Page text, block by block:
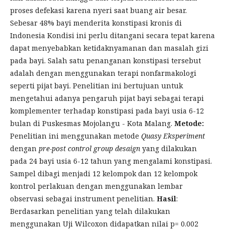
proses defekasi karena nyeri saat buang air besar.
Sebesar 48% bayi menderita konstipasi kronis di
Indonesia Kondisi ini perlu ditangani secara tepat karena
dapat menyebabkan ketidaknyamanan dan masalah gizi
pada bayi. Salah satu penanganan konstipasi tersebut
adalah dengan menggunakan terapi nonfarmakologi
seperti pijat bayi. Penelitian ini bertujuan untuk
mengetahui adanya pengaruh pijat bayi sebagai terapi
komplementer terhadap konstipasi pada bayi usia 6-12
bulan di Puskesmas Mojolangu - Kota Malang. Metode:
Penelitian ini menggunakan metode Quasy Eksperiment
dengan pre-post control group desaign yang dilakukan
pada 24 bayi usia 6-12 tahun yang mengalami konstipasi.
Sampel dibagi menjadi 12 kelompok dan 12 kelompok
kontrol perlakuan dengan menggunakan lembar
observasi sebagai instrument penelitian. Hasil:
Berdasarkan penelitian yang telah dilakukan
menggunakan Uji Wilcoxon didapatkan nilai p= 0.002